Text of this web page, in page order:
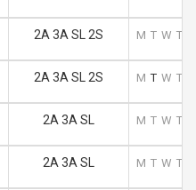
2A 3A SL 2S M T W T
2A 3A SL 2S M T W T
2A 3A SL M T W T
2A 3A SL M T W T